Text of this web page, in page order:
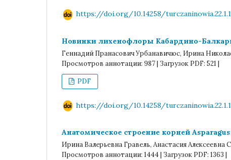
https://doi.org/10.14258/
Новинки лихенофлоры Кабардино-
Геннадий Пранасович Урбанавичюс, Ирина
Просмотров аннотации: 987 | Загрузок PDF: 521 |
PDF
https://doi.org/10.14258/
Анатомическое строение корней
Ирина Валерьевна Гравель, Анастасия
Просмотров аннотации: 1444 | Загрузок PDF: 1363 |